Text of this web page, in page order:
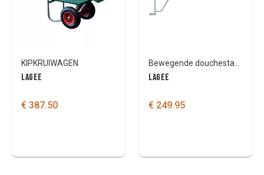
KIPKRUIWAGEN
LAGEE
€ 387.50
LAGEE
€ 249.95